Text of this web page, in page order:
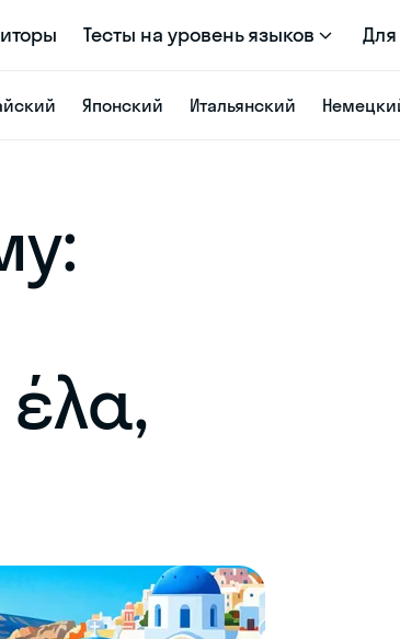
Тесты на уровень языков
Японский Итальянский